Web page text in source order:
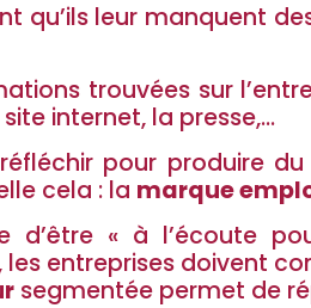
qu’ils leur manquent
trouvées sur
internet, la presse,…
pour produire
cela : la marque
d’être « à l’écoute
entreprises doivent
segmentée permet de